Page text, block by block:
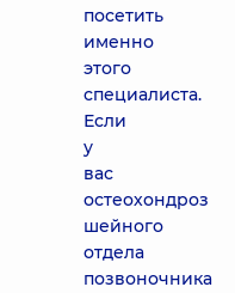
посетить
именно
этого
специалиста.
Если
у
вас
остеохондроз
шейного
отдела
позвоночника